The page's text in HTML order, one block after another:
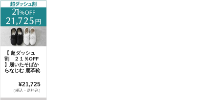
【 超ダッシュ
割 ２１％OFF
】履いたそばか
らなじむ 鹿革靴
¥21,725
（税込・送料込）